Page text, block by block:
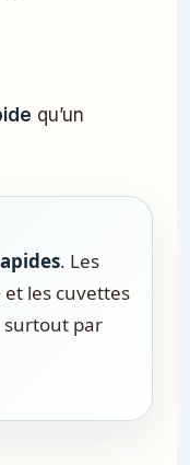
qu’un
. Les
et les cuvettes
surtout par